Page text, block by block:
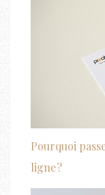
Pourquoi
ligne ?